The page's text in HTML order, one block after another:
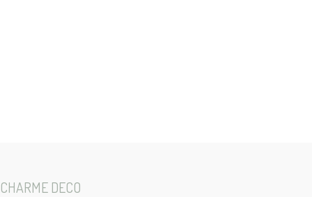
CHARME DECO